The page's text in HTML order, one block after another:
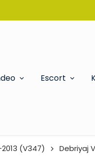
Escort
(V347) Debriyaj